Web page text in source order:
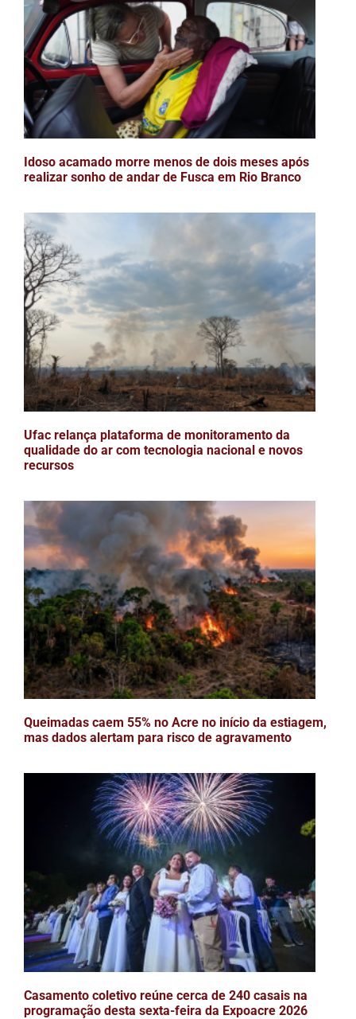
Idoso acamado morre menos de dois meses após
realizar sonho de andar de Fusca em Rio Branco
Ufac relança plataforma de monitoramento da
qualidade do ar com tecnologia nacional e novos
recursos
Queimadas caem 55% no Acre no início da estiagem,
mas dados alertam para risco de agravamento
Casamento coletivo reúne cerca de 240 casais na
programação desta sexta-feira da Expoacre 2026